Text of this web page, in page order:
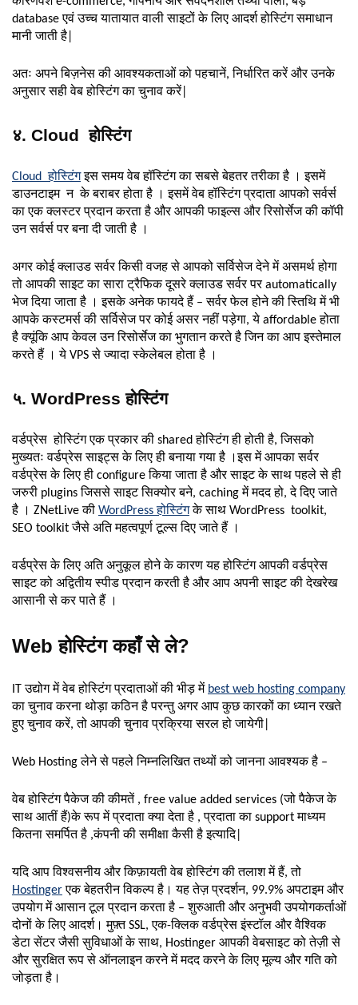
database एवं उच्च यातायात वाली साइटों के लिए आदर्श होस्टिंग समाधान
मानी जाती है|
अतः अपने बिज़नेस की आवश्यकताओं को पहचानें, निर्धारित करें और उनके
अनुसार सही वेब होस्टिंग का चुनाव करें|
४. Cloud होस्टिंग
Cloud होस्टिंगइस समय वेब हॉस्टिंग का सबसे बेहतर तरीका है । इसमें
डाउनटाइम न के बराबर होता है । इसमें वेब हॉस्टिंग प्रदाता आपको सर्वर्स
का एक क्लस्टर प्रदान करता है और आपकी फाइल्स और रिसोर्सेज की कॉपी
उन सर्वर्स पर बना दी जाती है ।
अगर कोई क्लाउड सर्वर किसी वजह से आपको सर्विसेज देने में असमर्थ होगा
तो आपकी साइट का सारा ट्रैफिक दूसरे क्लाउड सर्वर पर automatically
भेज दिया जाता है । इसके अनेक फायदे हैं – सर्वर फेल होने की स्तिथि में भी
आपके कस्टमर्स की सर्विसेज पर कोई असर नहीं पड़ेगा, ये affordable होता
है क्यूंकि आप केवल उन रिसोर्सेज का भुगतान करते है जिन का आप इस्तेमाल
करते हैं । ये VPS से ज्यादा स्केलेबल होता है ।
५. WordPress होस्टिंग
वर्डप्रेस होस्टिंग एक प्रकार की shared होस्टिंग ही होती है, जिसको
मुख्यतः वर्डप्रेस साइट्स के लिए ही बनाया गया है ।इस में आपका सर्वर
वर्डप्रेस के लिए ही configure किया जाता है और साइट के साथ पहले से ही
जरुरी plugins जिससे साइट सिक्योर बने, caching में मदद हो, दे दिए जाते
है । ZNetLive की WordPress होस्टिंगके साथ WordPress toolkit,
SEO toolkit जैसे अति महत्वपूर्ण टूल्स दिए जाते हैं ।
वर्डप्रेस के लिए अति अनुकूल होने के कारण यह होस्टिंग आपकी वर्डप्रेस
साइट को अद्वितीय स्पीड प्रदान करती है और आप अपनी साइट की देखरेख
आसानी से कर पाते हैं ।
Web होस्टिंग कहाँ से ले?
IT उद्योग में वेब होस्टिंग प्रदाताओं की भीड़ में best web hosting company
का चुनाव करना थोड़ा कठिन है परन्तु अगर आप कुछ कारकों का ध्यान रखते
हुए चुनाव करें, तो आपकी चुनाव प्रक्रिया सरल हो जायेगी|
Web Hosting लेने से पहले निम्नलिखित तथ्यों को जानना आवश्यक है –
वेब होस्टिंग पैकेज की कीमतें , free value added services (जो पैकेज के
साथ आतीं हैं)के रूप में प्रदाता क्या देता है , प्रदाता का support माध्यम
कितना समर्पित है ,कंपनी की समीक्षा कैसी है इत्यादि|
यदि आप विश्वसनीय और किफ़ायती वेब होस्टिंग की तलाश में हैं, तो
Hostingerएक बेहतरीन विकल्प है। यह तेज़ प्रदर्शन, 99.9% अपटाइम और
उपयोग में आसान टूल प्रदान करता है – शुरुआती और अनुभवी उपयोगकर्ताओं
दोनों के लिए आदर्श। मुफ़्त SSL, एक-क्लिक वर्डप्रेस इंस्टॉल और वैश्विक
डेटा सेंटर जैसी सुविधाओं के साथ, Hostinger आपकी वेबसाइट को तेज़ी से
और सुरक्षित रूप से ऑनलाइन करने में मदद करने के लिए मूल्य और गति को
जोड़ता है।